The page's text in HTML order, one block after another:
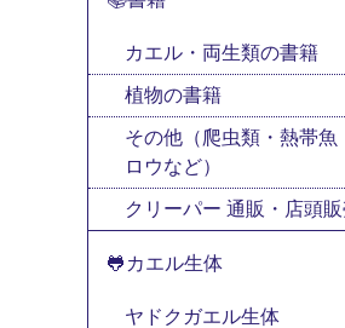
カエル・両生類の書籍
植物の書籍
その他（爬虫類・熱帯魚
ロウなど）
クリーパー 通販・店頭
🐸カエル生体
ヤドクガエル生体